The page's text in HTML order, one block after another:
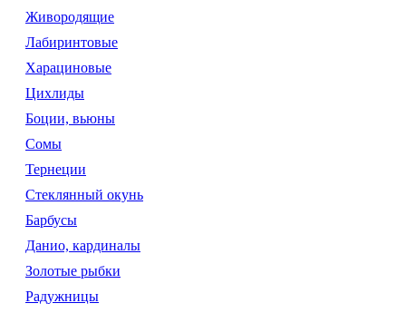
Живородящие
Лабиринтовые
Харациновые
Цихлиды
Боции, вьюны
Сомы
Тернеции
Стеклянный окунь
Барбусы
Данио, кардиналы
Золотые рыбки
Радужницы